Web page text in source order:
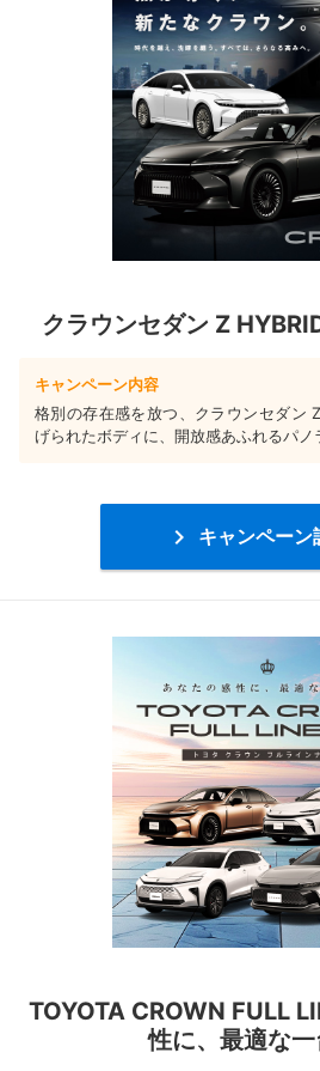
クラウンセダン Z
キャンペーン内容
格別の存在感を放つ、クラウンセダン
げられたボディに、開放感あふれるパ
 キャンペーン
TOYOTA CROWN FULL
性に、最適な一